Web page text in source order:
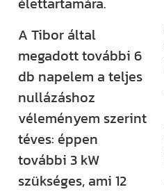
A Tibor által
megadott további 6
db napelem a teljes
nullázáshoz
véleményem szerint
téves: éppen
további 3 kW
szükséges, ami 12